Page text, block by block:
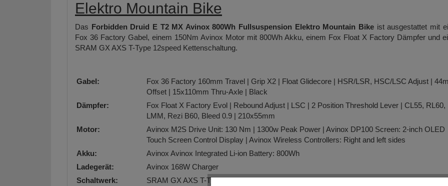
Elektro Mountain Bike
Das Forbidden Druid E T2 MX Avinox 800Wh Fullsuspension Elektro Mountain Bikeist ausgestattet mit
Fox 36 Factory Gabel, einem 150Nm Avinox Motor mit 800Wh Akku, einem Fox Float X Factory Dämpfer und
SRAM GX AXS T-Type 12speed Kettenschaltung.
Gabel:
Fox 36 Factory 160mm Travel | Grip X2 | Float Glidecore | HSR/LSR, HSC/LSC Adjust |
Offset | 15x110mm Thru-Axle | Black
Dämpfer:
Fox Float X Factory Evol | Rebound Adjust | LSC | 2 Position Threshold Lever | CL55, RL60,
LMM, Rezi B60, Bleed 0.9 | 210x55mm
Motor:
Avinox M2S Drive Unit: 130 Nm | 1300w Peak Power | Avinox DP100 Screen: 2-inch OLED
Touch Screen Control Display | Avinox Wireless Controllers: Right and left sides
Akku:
Avinox Avinox Integrated Li-ion Battery: 800Wh
Ladegerät:
Avinox 168W Charger
Schaltwerk:
SRAM GX AXS T-Type 12speed Hangerless Interface | Overload Clutch | Replaceable Skid